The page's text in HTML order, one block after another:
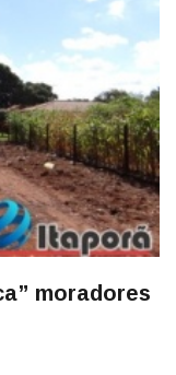
moradores